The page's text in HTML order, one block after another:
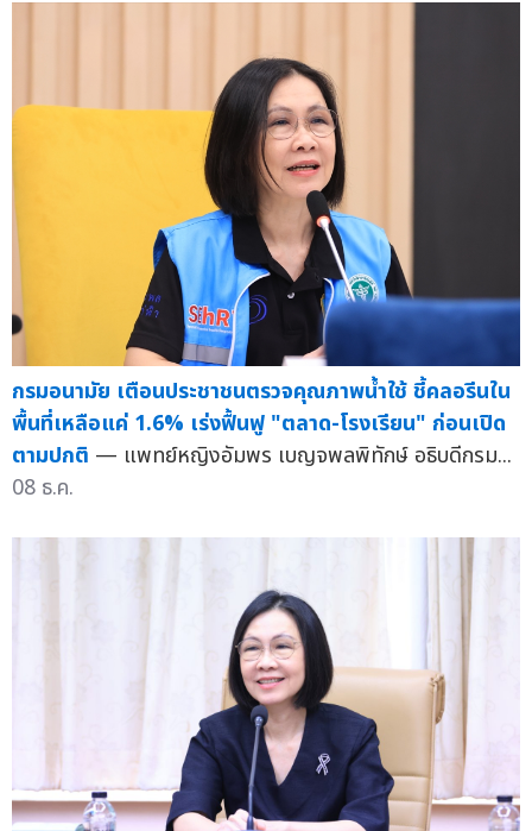
กรมอนามัย เตือนประชาชนตรวจคุณภาพน้ำใช้ ชี้คลอรีนใน
พื้นที่เหลือแค่ 1.6% เร่งฟื้นฟู "ตลาด-โรงเรียน" ก่อนเปิด
ตามปกติ — แพทย์หญิงอัมพร เบญจพลพิทักษ์ อธิบดีกรม...
08 ธ.ค.